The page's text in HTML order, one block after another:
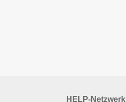
HELP-Netzwerk